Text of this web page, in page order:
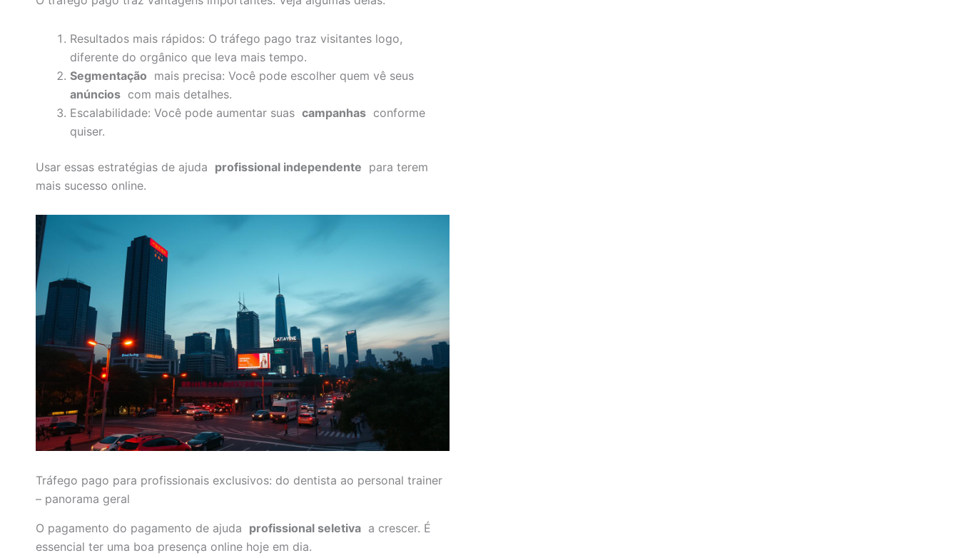
Resultados mais rápidos: O tráfego pago traz visitantes logo,
diferente do orgânico que leva mais tempo.
Segmentação mais precisa: Você pode escolher quem vê seus
anúncios com mais detalhes.
Escalabilidade: Você pode aumentar suas campanhas conforme
quiser.
Usar essas estratégias de ajuda profissional independente para terem
mais sucesso online.
Tráfego pago para profissionais exclusivos: do dentista ao personal trainer
– panorama geral
O pagamento do pagamento de ajuda profissional seletiva a crescer. É
essencial ter uma boa presença online hoje em dia.